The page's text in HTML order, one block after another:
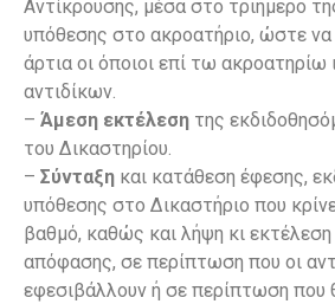
Αντίκρουσης, μέσα στο τριήμερο
υπόθεσης στο ακροατήριο, ώστε να
άρτια οι όποιοι επί τω ακροατηρίω
αντιδίκων.
– Άμεση εκτέλεση της
του Δικαστηρίου.
– Σύνταξη και κατάθεση έφεσης,
υπόθεσης στο Δικαστήριο που
βαθμό, καθώς και λήψη κι εκτέλεση
απόφασης, σε περίπτωση που οι
εφεσιβάλλουν ή σε περίπτωση που